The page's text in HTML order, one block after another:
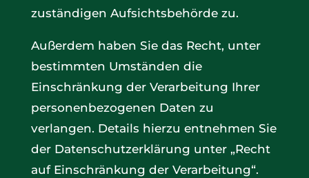
zuständigen Aufsichtsbehörde zu.
Außerdem haben Sie das Recht, unter
bestimmten Umständen die
Einschränkung der Verarbeitung Ihrer
personenbezogenen Daten zu
verlangen. Details hierzu entnehmen Sie
der Datenschutzerklärung unter „Recht
auf Einschränkung der Verarbeitung“.